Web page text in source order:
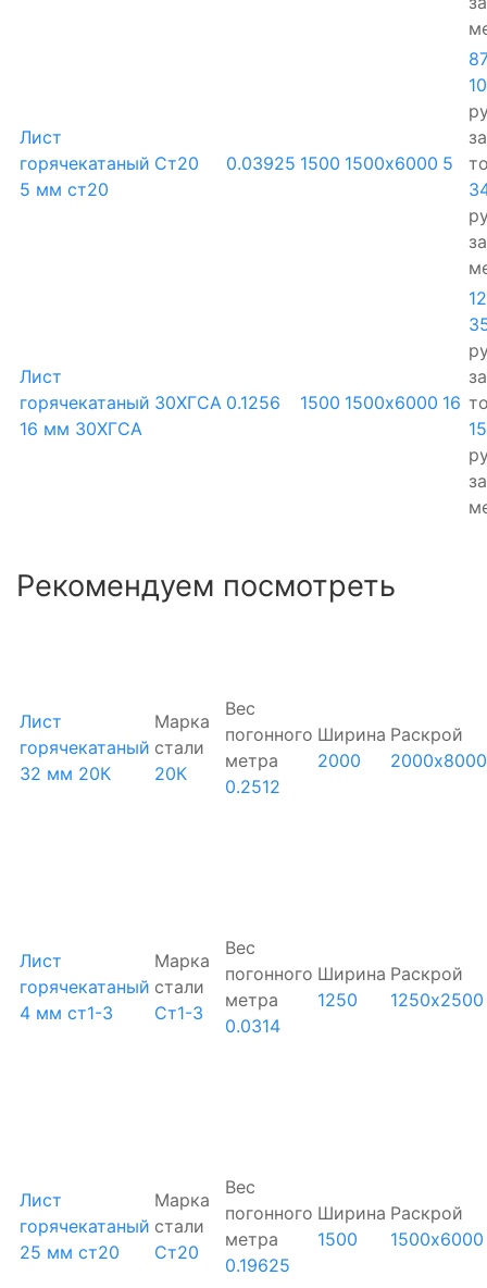
Лист
горячекатаный
5 мм ст20
Ст20 0.03925 1500 1500х6000 5
за
за
Лист
горячекатаный
16 мм 30ХГСА
30ХГСА 0.1256 1500 1500х6000 16
за
за
Рекомендуем посмотреть
Лист
горячекатаный
32 мм 20К
Марка
стали
20К
Вес
погонного
метра
0.2512
Ширина
2000
Раскрой
2000х8000
Лист
горячекатаный
4 мм ст1-3
Марка
стали
Ст1-3
Вес
погонного
метра
0.0314
Ширина
1250
Раскрой
1250х2500
Лист
горячекатаный
25 мм ст20
Марка
стали
Ст20
Вес
погонного
метра
0.19625
Ширина
1500
Раскрой
1500х6000